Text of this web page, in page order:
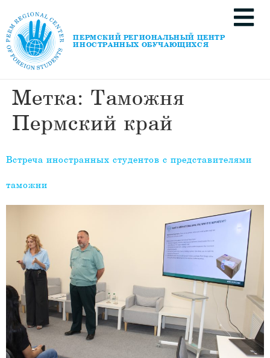
ПЕРМСКИЙ РЕГИОНАЛЬНЫЙ ЦЕНТР
ИНОСТРАННЫХ ОБУЧАЮЩИХСЯ
Метка: Таможня
Пермский край
Встреча иностранных студентов с представителями
таможни